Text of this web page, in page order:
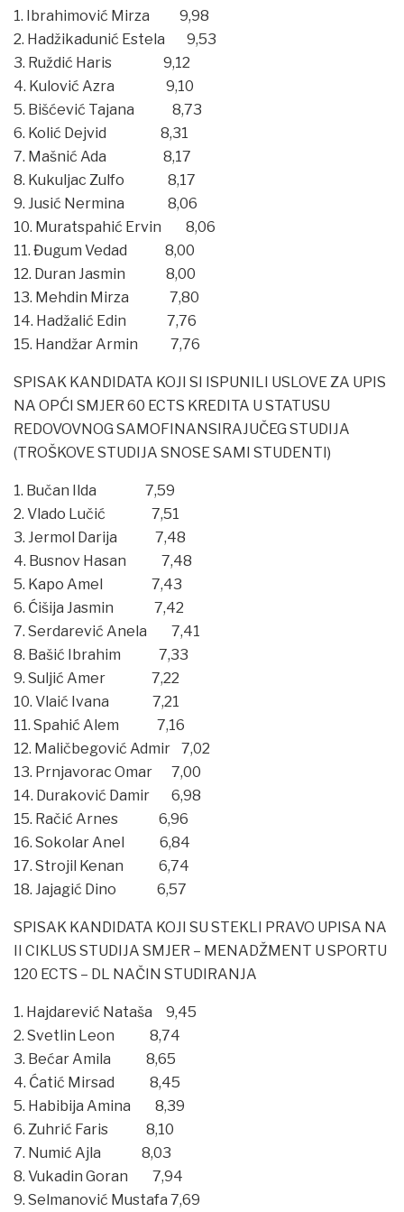
1. Ibrahimović Mirza 9,98
2. Hadžikadunić Estela 9,53
3. Ruždić Haris 9,12
4. Kulović Azra 9,10
5. Bišćević Tajana 8,73
6. Kolić Dejvid 8,31
7. Mašnić Ada 8,17
8. Kukuljac Zulfo 8,17
9. Jusić Nermina 8,06
10. Muratspahić Ervin 8,06
11. Đugum Vedad 8,00
12. Duran Jasmin 8,00
13. Mehdin Mirza 7,80
14. Hadžalić Edin 7,76
15. Handžar Armin 7,76
SPISAK KANDIDATA KOJI SI ISPUNILI USLOVE ZA UPIS
NA OPĆI SMJER 60 ECTS KREDITA U STATUSU
REDOVOVNOG SAMOFINANSIRAJUČEG STUDIJA
(TROŠKOVE STUDIJA SNOSE SAMI STUDENTI)
1. Bučan Ilda 7,59
2. Vlado Lučić 7,51
3. Jermol Darija 7,48
4. Busnov Hasan 7,48
5. Kapo Amel 7,43
6. Ćišija Jasmin 7,42
7. Serdarević Anela 7,41
8. Bašić Ibrahim 7,33
9. Suljić Amer 7,22
10. Vlaić Ivana 7,21
11. Spahić Alem 7,16
12. Maličbegović Admir 7,02
13. Prnjavorac Omar 7,00
14. Duraković Damir 6,98
15. Račić Arnes 6,96
16. Sokolar Anel 6,84
17. Strojil Kenan 6,74
18. Jajagić Dino 6,57
SPISAK KANDIDATA KOJI SU STEKLI PRAVO UPISA NA
II CIKLUS STUDIJA SMJER – MENADŽMENT U SPORTU
120 ECTS – DL NAČIN STUDIRANJA
1. Hajdarević Nataša 9,45
2. Svetlin Leon 8,74
3. Bećar Amila 8,65
4. Ćatić Mirsad 8,45
5. Habibija Amina 8,39
6. Zuhrić Faris 8,10
7. Numić Ajla 8,03
8. Vukadin Goran 7,94
9. Selmanović Mustafa 7,69